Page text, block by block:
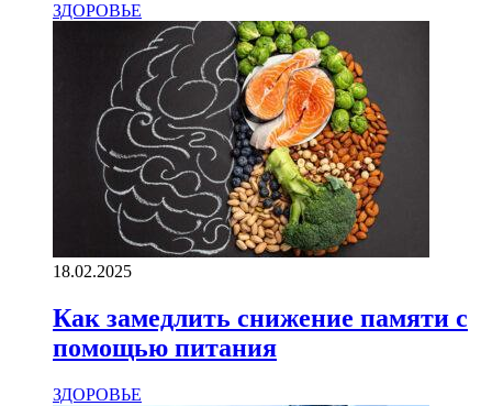
ЗДОРОВЬЕ
18.02.2025
Как замедлить снижение памяти с
помощью питания
ЗДОРОВЬЕ